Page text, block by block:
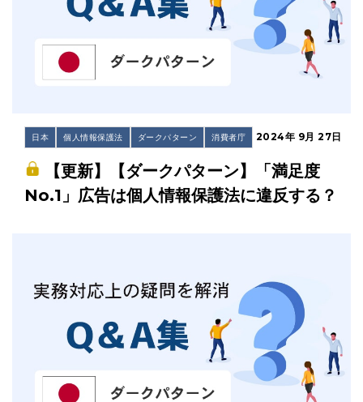
日本 個人情報保護法 ダークパターン 消費者庁 2024年 9月 27日
【更新】【ダークパターン】「満足度
No.1」広告は個人情報保護法に違反する？